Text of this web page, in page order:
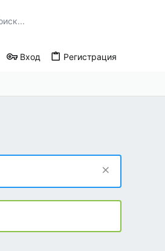
Вход Регистрация